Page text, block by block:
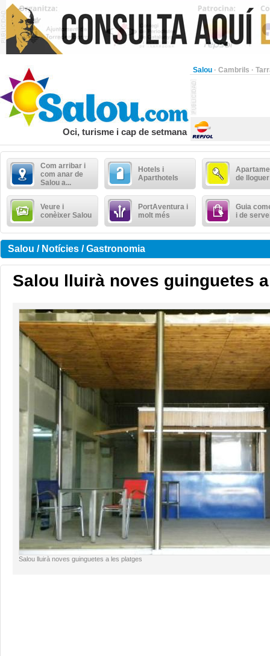
Salou · Cambrils ·
Oci, turisme i cap de setmana
Com arribar i
com anar de
Salou a...
Hotels i
Aparthotels
de lloguer
Veure i
conèixer Salou
PortAventura i
molt més
Guia
i de
Salou / Notícies / Gastronomia
Salou lluirà noves guinguetes
Salou lluirà noves guinguetes a les platges